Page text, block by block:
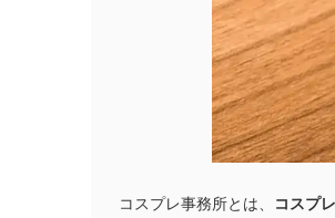
コスプレ事務所とは、 コスプ